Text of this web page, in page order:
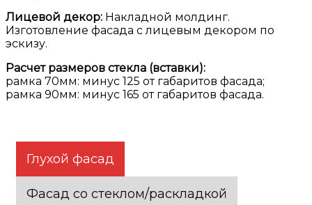
Лицевой декор: Накладной молдинг.
Изготовление фасада с лицевым декором по
эскизу.
Расчет размеров стекла (вставки):
рамка 70мм: минус 125 от габаритов фасада;
рамка 90мм: минус 165 от габаритов фасада.
Глухой фасад
Фасад со стеклом/раскладкой